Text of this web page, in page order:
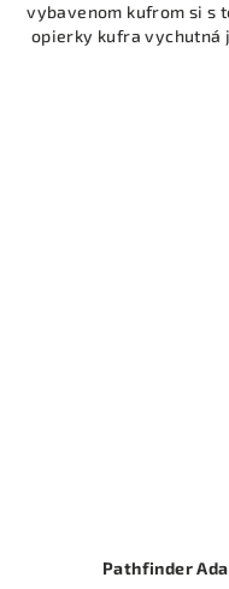
vybavenom kufrom si s
opierky kufra vychutná
Pathfinder